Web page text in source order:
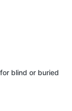
blind or buried